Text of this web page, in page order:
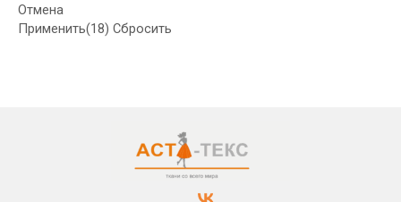
Отмена
Применить(18) Сбросить